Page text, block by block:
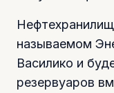
называемом
Василико и
резервуаров